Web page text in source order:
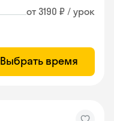
от 3190 ₽ / урок
Выбрать время